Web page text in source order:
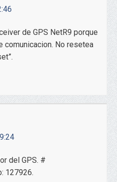
de GPS NetR9 porque
comunicacion. No resetea
del GPS. #
127926.